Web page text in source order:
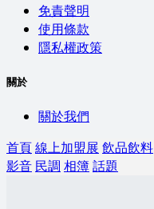
免責聲明
使用條款
隱私權政策
關於
關於我們
首頁線上加盟展 飲品飲料
影音 民調 相簿話題